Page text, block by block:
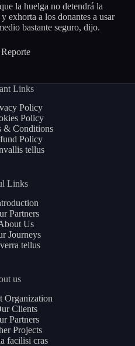
la huelga no detendrá la
exhorta a los donantes a usar
bastante seguro, dijo.
Links
Policy
Policy
& Conditions
Policy
tellus
Links
Partners
Us
Journeys
tellus
us
Organization
Clients
Partners
Projects
facilisi cras